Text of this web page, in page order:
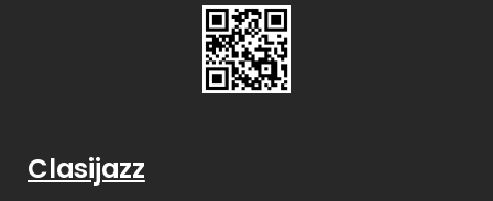
Clasijazz